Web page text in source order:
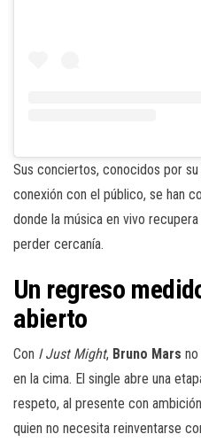
Sus conciertos, conocidos por
conexión con el público, se han
donde la música en vivo
perder cercanía.
Un regreso
abierto
Con I Just Might, Bruno Mars
en la cima. El single abre una
respeto, al presente con
quien no necesita reinventarse